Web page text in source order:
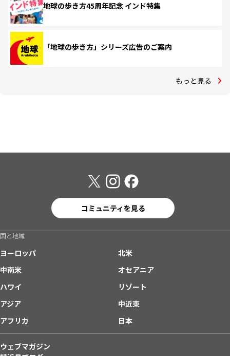
地球の歩き方45周年記念 インド特集
「地球の歩き方」シリーズ広告のご案内
もっと見る
コミュニティを見る
国と地域
ヨーロッパ
北米
中南米
オセアニア
ハワイ
リゾート
アジア
中近東
アフリカ
日本
ウェブマガジン